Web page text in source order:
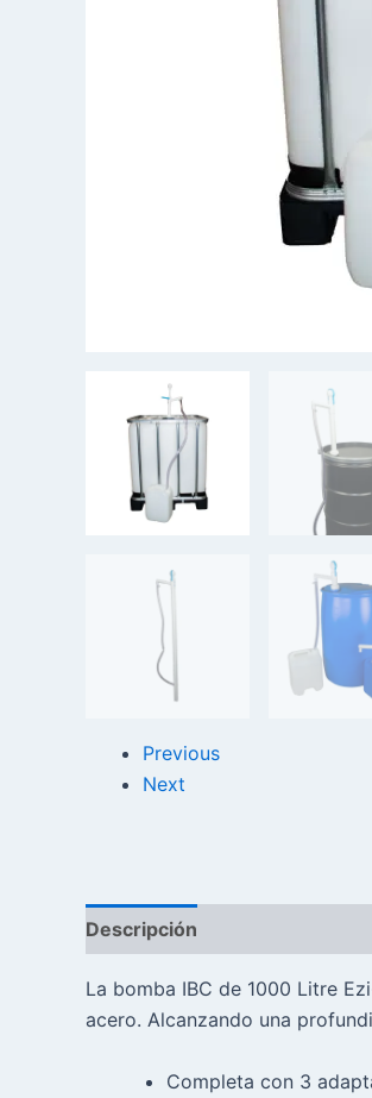
Previous
Next
Descripción
La bomba IBC de 1000 Litre
acero. Alcanzando una
Completa con 3